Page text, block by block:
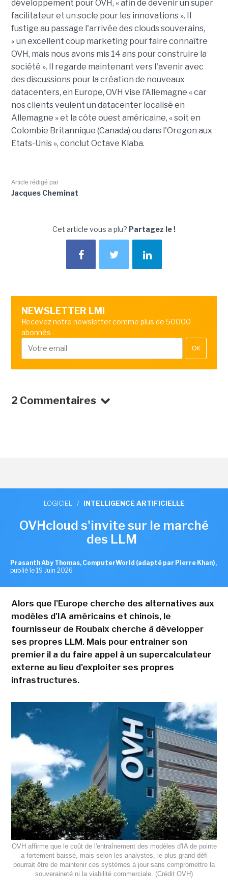
développement pour OVH, « afin de devenir un super
facilitateur et un socle pour les innovations ». Il
fustige au passage l'arrivée des clouds souverains,
« un excellent coup marketing pour faire connaître
OVH, mais nous avons mis 14 ans pour construire la
société ». Il regarde maintenant vers l'avenir avec
des discussions pour la création de nouveaux
datacenters, en Europe, OVH vise l'Allemagne « car
nos clients veulent un datacenter localisé en
Allemagne » et la côte ouest américaine, « soit en
Colombie Britannique (Canada) ou dans l'Oregon aux
Etats-Unis », conclut Octave Klaba.
Article rédigé par
Jacques Cheminat
Cet article vous a plu? Partagez le !
NEWSLETTER LMI
Recevez notre newsletter comme plus de 50000
abonnés
OK
2 Commentaires
LOGICIEL / INTELLIGENCE ARTIFICIELLE
OVHcloud s'invite sur le marché
des LLM
Prasanth Aby Thomas, ComputerWorld (adapté par Pierre Khan) ,
publié le 19 Juin 2026
Alors que l'Europe cherche des alternatives aux
modèles d'IA américains et chinois, le
fournisseur de Roubaix cherche à développer
ses propres LLM. Mais pour entrainer son
premier il a du faire appel à un supercalculateur
externe au lieu d'exploiter ses propres
infrastructures.
OVH affirme que le coût de l'entraînement des modèles d'IA de pointe
a fortement baissé, mais selon les analystes, le plus grand défi
pourrait être de maintenir ces systèmes à jour sans compromettre la
souveraineté ni la viabilité commerciale. (Crédit OVH)